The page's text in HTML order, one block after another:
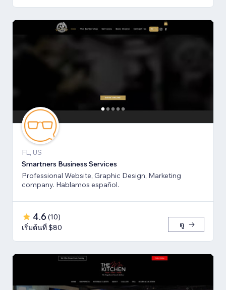
FL, US
Smartners Business Services
Professional Website, Graphic Design, Marketing
company. Hablamos español.
4.6 (10)
เริ่มต้นที่ $80
ดู